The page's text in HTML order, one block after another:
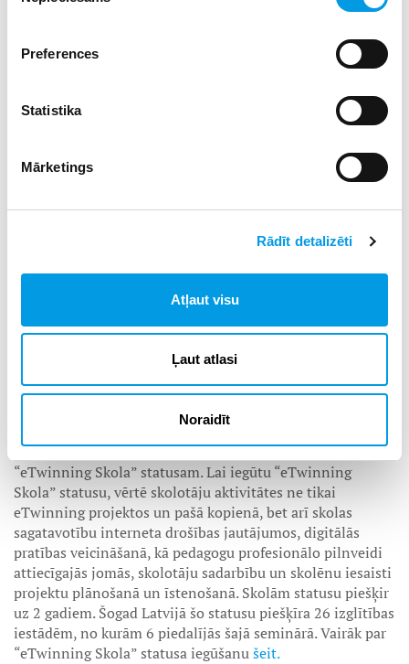
Preferences
Statistika
Mārketings
Rādīt detalizēti
Atļaut visu
Ļaut atlasi
Noraidīt
tīmekļvietnē.
Kas ir “eTwinning Skola” statuss?
eTwinning Eiropas skolu sadarbības tīkls 2018.gadā
uzsāka iniciatīvu – skolas, kurās darbojas aktīva skolotāju
komandas, kas īsteno projektus un veicina inovatīvu
izglītību savās iestādēs, katru gadu var pieteikties
“eTwinning Skola” statusam. Lai iegūtu “eTwinning
Skola” statusu, vērtē skolotāju aktivitātes ne tikai
eTwinning projektos un pašā kopienā, bet arī skolas
sagatavotību interneta drošības jautājumos, digitālās
pratības veicināšanā, kā pedagogu profesionālo pilnveidi
attiecīgajās jomās, skolotāju sadarbību un skolēnu iesaisti
projektu plānošanā un īstenošanā. Skolām statusu piešķir
uz 2 gadiem. Šogad Latvijā šo statusu piešķīra 26 izglītības
iestādēm, no kurām 6 piedalījās šajā seminārā. Vairāk par
“eTwinning Skola” statusa iegūšanušeit.